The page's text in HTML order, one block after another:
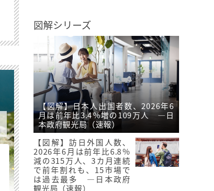
図解シリーズ
【図解】日本人出国者数、2026年6
月は前年比3.4％増の109万人 ―日
本政府観光局（速報）
【図解】訪日外国人数、
2026年6月は前年比6.8％
減の315万人、3カ月連続
で前年割れも、15市場で
は過去最多 ―日本政府
観光局（速報）